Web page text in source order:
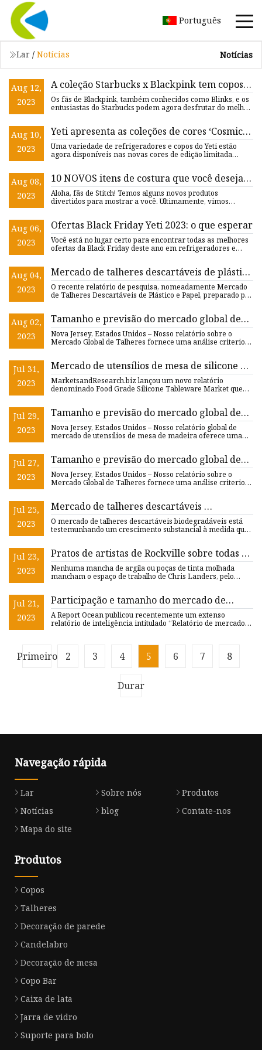
Português
Lar / Notícias Notícias
Aug 12,
2023
A coleção Starbucks x Blackpink tem copos
Chio para piscar
Os fãs de Blackpink, também conhecidos como Blinks, e os
entusiastas do Starbucks podem agora desfrutar do melhor
Aug 10,
2023
Yeti apresenta as coleções de cores ‘Cosmic
Lilac’ e ‘Camp Green’ para o verão de 2023
Uma variedade de refrigeradores e copos do Yeti estão
agora disponíveis nas novas cores de edição limitada
Aug 08,
2023
10 NOVOS itens de costura que você desejará
possuir imediatamente
Aloha, fãs de Stitch! Temos alguns novos produtos
divertidos para mostrar a você. Ultimamente, vimos
Aug 06,
2023
Ofertas Black Friday Yeti 2023: o que esperar
Você está no lugar certo para encontrar todas as melhores
ofertas da Black Friday deste ano em refrigeradores e
Aug 04,
2023
Mercado de talheres descartáveis ​​de plástico
e papel (impacto do COVID
O recente relatório de pesquisa, nomeadamente Mercado
de Talheres Descartáveis ​​de Plástico e Papel, preparado por
Aug 02,
2023
Tamanho e previsão do mercado global de
utensílios de mesa
Nova Jersey, Estados Unidos – Nosso relatório sobre o
Mercado Global de Talheres fornece uma análise criteriosa
Jul 31,
2023
Mercado de utensílios de mesa de silicone de
qualidade alimentar 2023 Análise de
crescimento, oportunidades, insights de
até 2029
MarketsandResearch.biz lançou um novo relatório
denominado Food Grade Silicone Tableware Market que
Jul 29,
2023
Tamanho e previsão do mercado global de
utensílios de mesa de madeira
Nova Jersey, Estados Unidos – Nosso relatório global de
mercado de utensílios de mesa de madeira oferece uma
Jul 27,
2023
Tamanho e previsão do mercado global de
utensílios de mesa
Nova Jersey, Estados Unidos – Nosso relatório sobre o
Mercado Global de Talheres fornece uma análise criteriosa
Jul 25,
2023
Mercado de talheres descartáveis ​​
biodegradáveis
O mercado de talheres descartáveis ​​biodegradáveis ​​está
testemunhando um crescimento substancial à medida que
Jul 23,
2023
Pratos de artistas de Rockville sobre todas as
coisas de cerâmica
Nenhuma mancha de argila ou poças de tinta molhada
mancham o espaço de trabalho de Chris Landers, pelo
Jul 21,
2023
Participação e tamanho do mercado de
utensílios de mesa e utensílios de cozinha
descartáveis ​​de plástico no Oriente Médio e
A Report Ocean publicou recentemente um extenso
relatório de inteligência intitulado “Relatório de mercado
Primeiro 2 3 4 5 6 7 8
Durar
Navegação rápida
Lar Sobre nós
Produtos
Notícias
blog
Contate-nos
Mapa do site
Produtos
Copos
Talheres
Decoração de parede
Candelabro
Decoração de mesa
Copo Bar
Caixa de lata
Jarra de vidro
Suporte para bolo